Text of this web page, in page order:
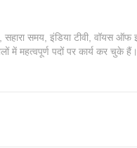
समय, इंडिया टीवी, वॉयस ऑफ
में महत्वपूर्ण पदों पर कार्य कर चुके हैं।